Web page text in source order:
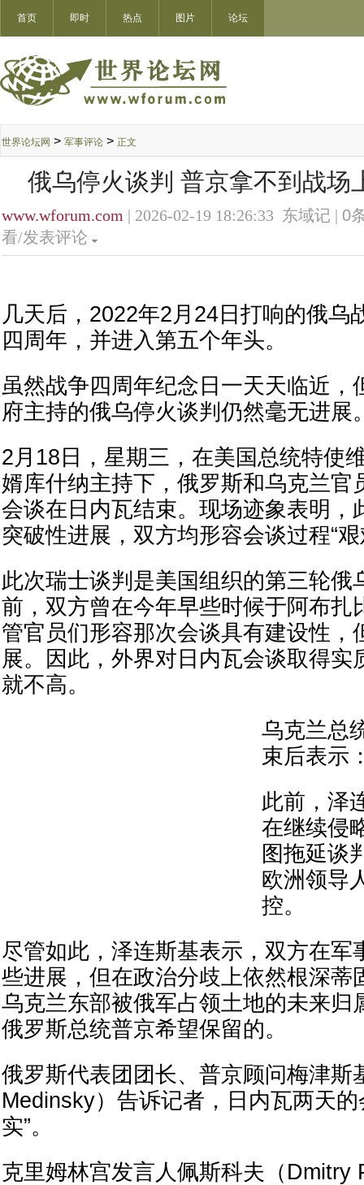
首页 即时 热点 图片 论坛
世界论坛网 > 军事评论 > 正文
俄乌停火谈判 普京拿不到战场
www.wforum.com | 2026-02-19 18:26:33 东域记 | 0
看/发表评论
几天后，2022年2月24日打响的俄乌
四周年，并进入第五个年头。
虽然战争四周年纪念日一天天临近，
府主持的俄乌停火谈判仍然毫无进展
2月18日，星期三，在美国总统特使
婿库什纳主持下，俄罗斯和乌克兰官
会谈在日内瓦结束。现场迹象表明，
突破性进展，双方均形容会谈过程“艰
此次瑞士谈判是美国组织的第三轮俄
前，双方曾在今年早些时候于阿布扎
管官员们形容那次会谈具有建设性，
展。因此，外界对日内瓦会谈取得实
就不高。
乌克兰总
束后表示
此前，泽
在继续侵
图拖延谈
欧洲领导
控。
尽管如此，泽连斯基表示，双方在军
些进展，但在政治分歧上依然根深蒂
乌克兰东部被俄军占领土地的未来归
俄罗斯总统普京希望保留的。
俄罗斯代表团团长、普京顾问梅津斯
Medinsky）告诉记者，日内瓦两天的
实”。
克里姆林宫发言人佩斯科夫（Dmitry